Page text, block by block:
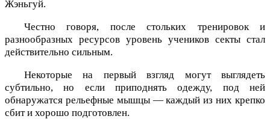
Жэньгуй.
Честно говоря, после стольких тренировок и
разнообразных ресурсов уровень учеников секты стал
действительно сильным.
Некоторые на первый взгляд могут выглядеть
субтильно, но если приподнять одежду, под ней
обнаружатся рельефные мышцы — каждый из них крепко
сбит и хорошо подготовлен.